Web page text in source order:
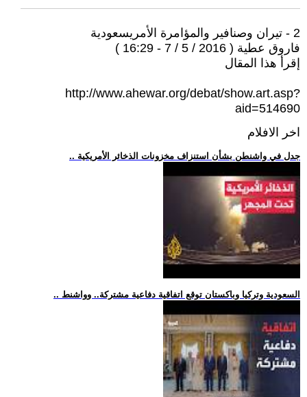
2 - تيران وصنافير والمؤامرة الأمريسعودية
فاروق عطية ( 2016 / 5 / 7 - 16:29 )
إقرأ هذا المقال
http://www.ahewar.org/debat/show.art.asp?
aid=514690
اخر الافلام
.. جدل في واشنطن بشأن استنزاف مخزونات الذخائر الأمريكية
.. السعودية وتركيا وباكستان توقع اتفاقية دفاعية مشتركة.. وواشنط